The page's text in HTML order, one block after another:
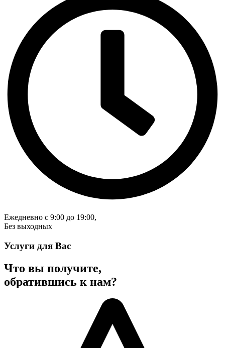
Ежедневно с 9:00 до 19:00,
Без выходных
Услуги для Вас
Что вы получите,
обратившись к нам?